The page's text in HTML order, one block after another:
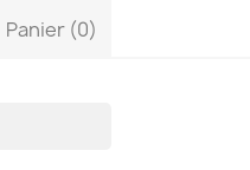
Panier (0)